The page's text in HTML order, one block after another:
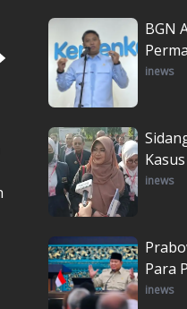
BGN
inews
inews
Para
inews